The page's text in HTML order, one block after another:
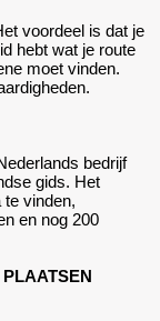
voordeel is dat je
hebt wat je route
moet vinden.
bedrijf
gids. Het
te vinden,
en nog 200